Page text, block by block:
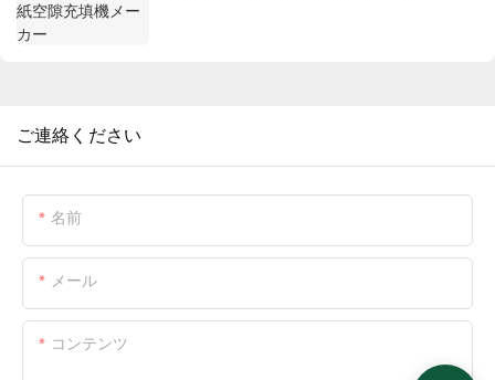
ご連絡ください
名前
メール
コンテンツ